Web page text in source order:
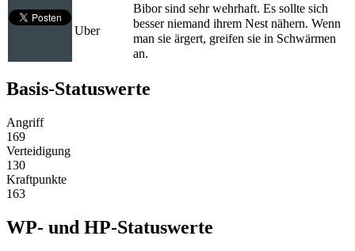
Uber
Bibor sind sehr wehrhaft. Es sollte sich
besser niemand ihrem Nest nähern. Wenn
man sie ärgert, greifen sie in Schwärmen
an.
Basis-Statuswerte
Angriff
169
Verteidigung
130
Kraftpunkte
163
WP- und HP-Statuswerte